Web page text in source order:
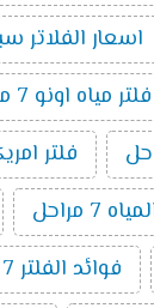
اسعار الفلاتر
فلتر مياه اونو 7 مراحل
فلتر امريكى
مراحل
فوائد الفلتر 7 مراحل